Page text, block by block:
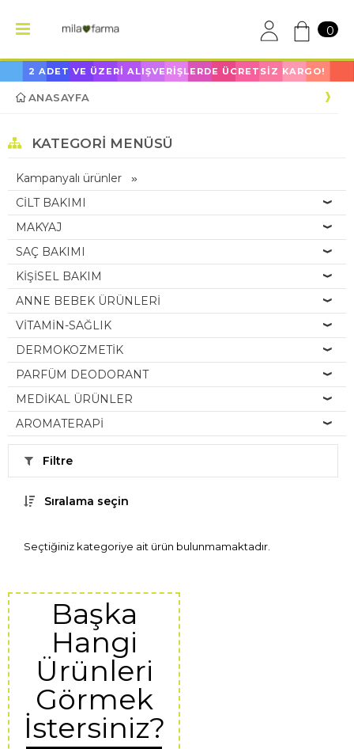
0
2 ADET VE ÜZERİ ALIŞVERİŞLERDE ÜCRETSİZ KARGO!
ANASAYFA
KATEGORI MENÜSÜ
Kampanyalı ürünler
CİLT BAKIMI
MAKYAJ
SAÇ BAKIMI
KİŞİSEL BAKIM
ANNE BEBEK ÜRÜNLERİ
VİTAMİN-SAĞLIK
DERMOKOZMETİK
PARFÜM DEODORANT
MEDİKAL ÜRÜNLER
AROMATERAPİ
Filtre
Sıralama seçin
Seçtiğiniz kategoriye ait ürün bulunmamaktadır.
Başka
Hangi
Ürünleri
Görmek
İstersiniz?